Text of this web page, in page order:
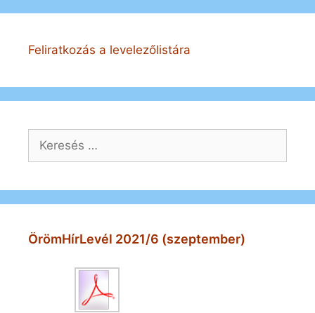
Feliratkozás a levelezőlistára
Keresés:
ÖrömHírLevél 2021/6 (szeptember)